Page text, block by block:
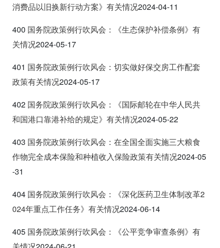
消费品以旧换新行动方案》有关情况2024-04-11
400 国务院政策例行吹风会：《生态保护补偿条例》有
关情况2024-05-17
401 国务院政策例行吹风会：切实做好保交房工作配套
政策有关情况2024-05-17
402 国务院政策例行吹风会：《国际邮轮在中华人民共
和国港口靠港补给的规定》有关情况2024-05-22
403 国务院政策例行吹风会：在全国全面实施三大粮食
作物完全成本保险和种植收入保险政策有关情况2024-05
-31
404 国务院政策例行吹风会：《深化医药卫生体制改革2
024年重点工作任务》有关情况2024-06-14
405 国务院政策例行吹风会：《公平竞争审查条例》有